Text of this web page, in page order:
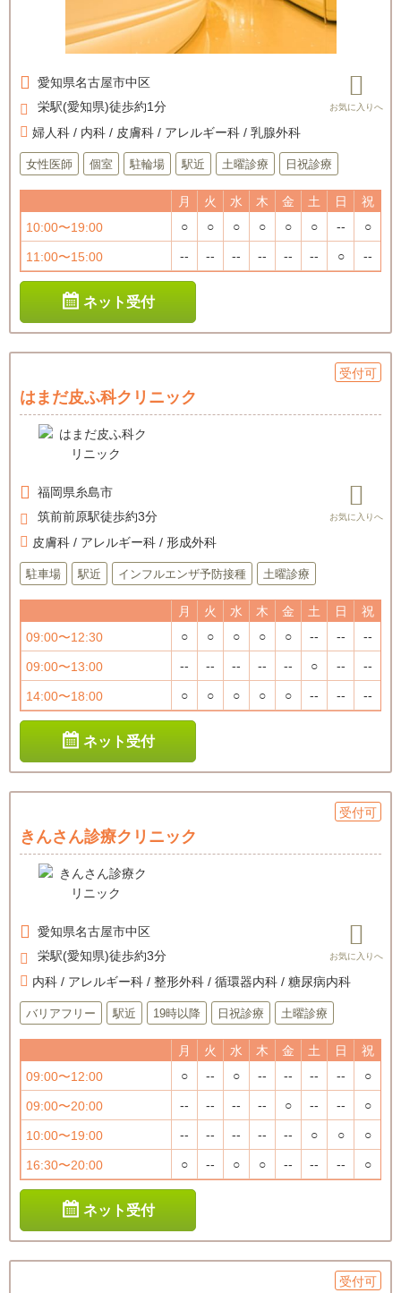
愛知県名古屋市中区
栄駅(愛知県)徒歩約1分
婦人科 / 内科 / 皮膚科 / アレルギー科 / 乳腺外科
女性医師 個室 駐輪場 駅近 土曜診療 日祝診療
月 火 水 木 金 土 日
祝
10:00〜19:00
○ ○ ○ ○ ○ ○ -- ○
11:00〜15:00 -- -- -- -- -- -- ○ --
ネット受付
受付可
はまだ皮ふ科クリニック
福岡県糸島市
筑前前原駅徒歩約3分
皮膚科 / アレルギー科 / 形成外科
駐車場 駅近 インフルエンザ予防接種 土曜診療
月 火 水 木 金 土 日
祝
09:00〜12:30
○ ○ ○ ○ ○ -- -- --
09:00〜13:00 -- -- -- -- -- ○ -- --
14:00〜18:00 ○ ○ ○ ○ ○ -- -- --
ネット受付
受付可
きんさん診療クリニック
愛知県名古屋市中区
栄駅(愛知県)徒歩約3分
内科 / アレルギー科 / 整形外科 / 循環器内科 / 糖尿病内科
バリアフリー 駅近 19時以降 日祝診療 土曜診療
月 火 水 木 金 土 日
祝
09:00〜12:00
○ -- ○ -- -- -- -- ○
09:00〜20:00 -- -- -- -- ○ -- -- ○
10:00〜19:00 -- -- -- -- -- ○ ○ ○
16:30〜20:00 ○ -- ○ ○ -- -- -- ○
ネット受付
受付可